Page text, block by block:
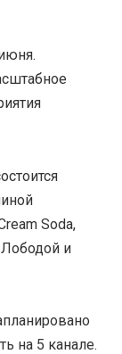
Soda,
и
на 5 канале.